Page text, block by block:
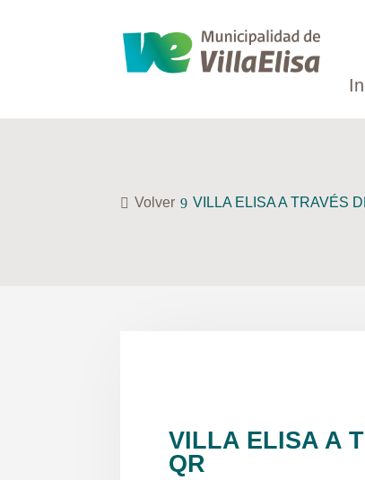
Volver VILLA ELISA A TRAVÉS
VILLA ELISA A
QR